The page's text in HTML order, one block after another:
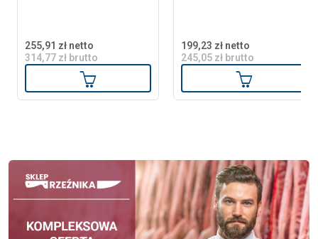
255,91 zł netto
314,77 zł brutto
Dodaj do koszyka
199,23 zł netto
245,05 zł brutto
Dodaj do